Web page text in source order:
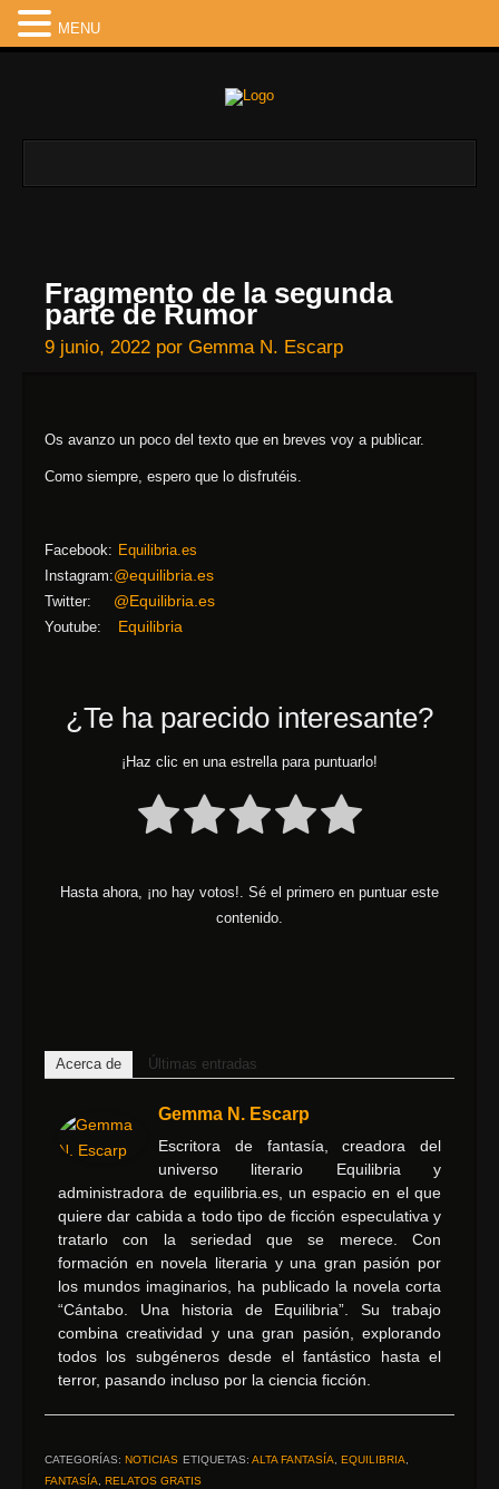
Fragmento de la segunda
parte de Rumor
9 junio, 2022 por Gemma N. Escarp
Os avanzo un poco del texto que en breves voy a publicar.
Como siempre, espero que lo disfrutéis.
Facebook: Equilibria.es
Instagram:@equilibria.es
Twitter: @Equilibria.es
Youtube: Equilibria
¿Te ha parecido interesante?
¡Haz clic en una estrella para puntuarlo!
Hasta ahora, ¡no hay votos!. Sé el primero en puntuar este
contenido.
Acerca de Últimas entradas
Gemma N. Escarp
Escritora de fantasía, creadora del
universo literario Equilibria y
administradora de equilibria.es, un espacio en el que
quiere dar cabida a todo tipo de ficción especulativa y
tratarlo con la seriedad que se merece. Con
formación en novela literaria y una gran pasión por
los mundos imaginarios, ha publicado la novela corta
“Cántabo. Una historia de Equilibria”. Su trabajo
combina creatividad y una gran pasión, explorando
todos los subgéneros desde el fantástico hasta el
terror, pasando incluso por la ciencia ficción.
CATEGORÍAS: NOTICIAS ETIQUETAS: ALTA FANTASÍA, EQUILIBRIA,
FANTASÍA, RELATOS GRATIS
MENU